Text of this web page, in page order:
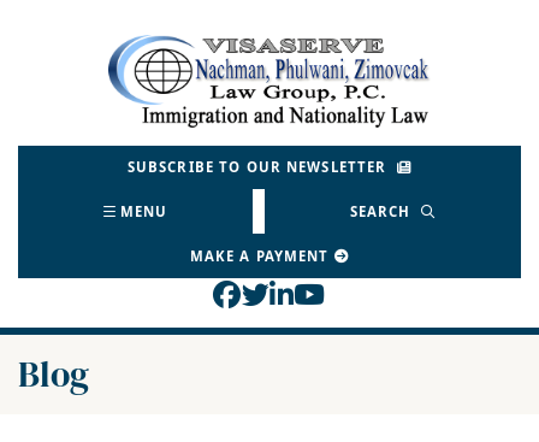
Return home
SUBSCRIBE TO OUR NEWSLETTER
MENU SEARCH
MAKE A PAYMENT
View our profile on
View our feed on
View our firm profile
View our channel
Blog